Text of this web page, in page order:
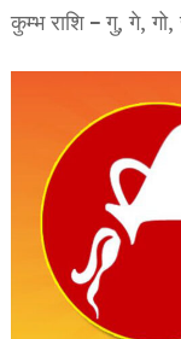
कुम्भ राशि – गु, गे,